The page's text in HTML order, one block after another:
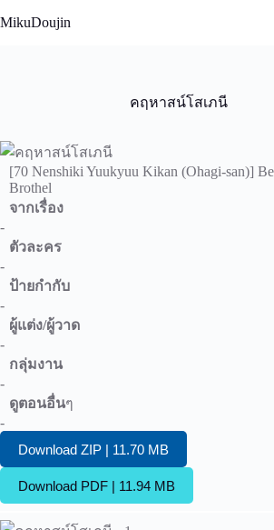
to
MikuDoujin
คฤหาสน์โสเภนี
[70 Nenshiki Yuukyuu Kikan (Ohagi-san)]
Brothel
จากเรื่อง
-
ตัวละคร
-
ป้ายกำกับ
-
ผู้แต่ง/ผู้วาด
-
กลุ่มงาน
-
ดูตอนอื่นๆ
-
Download ZIP | 11.70 MB
Download PDF | 11.94 MB